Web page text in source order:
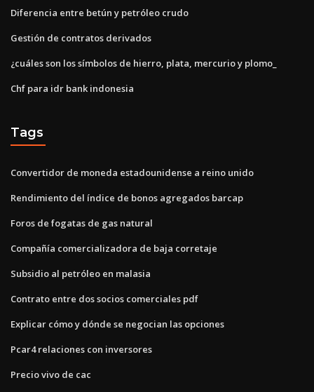
Diferencia entre betún y petróleo crudo
Gestión de contratos derivados
¿cuáles son los símbolos de hierro, plata, mercurio y plomo_
Chf para idr bank indonesia
Tags
Convertidor de moneda estadounidense a reino unido
Rendimiento del índice de bonos agregados barcap
Foros de fogatas de gas natural
Compañía comercializadora de baja corretaje
Subsidio al petróleo en malasia
Contrato entre dos socios comerciales pdf
Explicar cómo y dónde se negocian las opciones
Pcar4 relaciones con inversores
Precio vivo de cac